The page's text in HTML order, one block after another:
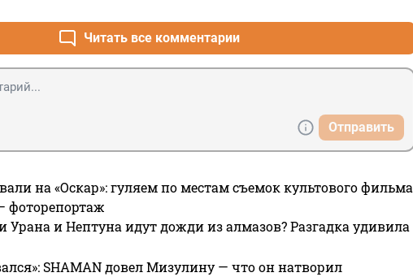
Читать все комментарии
Отправить
на «Оскар»: гуляем по местам съемок культового фильма
фоторепортаж
Урана и Нептуна идут дожди из алмазов? Разгадка удивила
SHAMAN довел Мизулину — что он натворил